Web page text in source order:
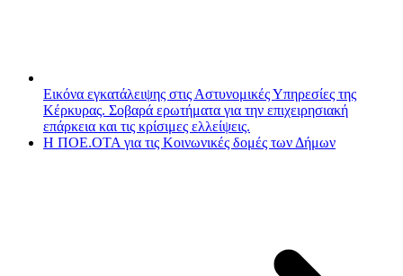
Εικόνα εγκατάλειψης στις Αστυνομικές Υπηρεσίες της
Κέρκυρας. Σοβαρά ερωτήματα για την επιχειρησιακή
επάρκεια και τις κρίσιμες ελλείψεις.
Η ΠΟΕ.ΟΤΑ για τις Κοινωνικές δομές των Δήμων